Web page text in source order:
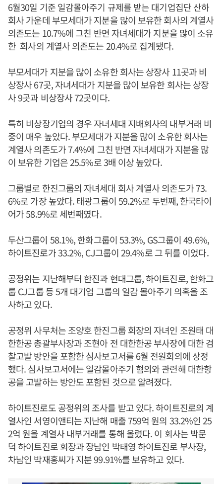
6월30일 기준 일감몰아주기 규제를 받는 대기업집단 산하
회사 가운데 부모세대가 지분을 많이 보유한 회사의 계열사
의존도는 10.7%에 그친 반면 자녀세대가 지분을 많이 소유
한 회사의 계열사 의존도는 20.4%로 집계됐다.
부모세대가 지분을 많이 소유한 회사는 상장사 11곳과 비
상장사 67곳, 자녀세대가 지분을 많이 보유한 회사는 상장
사 9곳과 비상장사 72곳이다.
특히 비상장기업의 경우 자녀세대 지배회사의 내부거래 비
중이 매우 높았다. 부모세대가 지분을 많이 소유한 회사는
계열사 의존도가 7.4%에 그친 반면 자녀세대가 지분을 많
이 보유한 기업은 25.5%로 3배 이상 높았다.
그룹별로 한진그룹의 자녀세대 회사 계열사 의존도가 73.
6%로 가장 높았다. 태광그룹이 59.2%로 두번째, 한국타이
어가 58.9%로 세번째였다.
두산그룹이 58.1%, 한화그룹이 53.3%, GS그룹이 49.6%,
하이트진로가 33.2%, CJ그룹이 29.4%로 그 뒤를 이었다.
공정위는 지난해부터 한진과 현대그룹, 하이트진로, 한화그
룹 CJ그룹 등 5개 대기업 그룹의 일감 몰아주기 의혹을 조
사하고 있다.
공정위 사무처는 조양호 한진그룹 회장의 자녀인 조원태 대
한한공 총괄부사장과 조현아 전 대한한공 부사장에 대한 검
찰고발 방안을 포함한 심사보고서를 6월 전원회의에 상정
했다. 심사보고서에는 일감몰아주기 혐의와 관련해 대한항
공을 고발하는 방안도 포함된 것으로 알려졌다.
하이트진로도 공정위의 조사를 받고 있다. 하이트진로의 계
열사인 서영이앤티는 지난해 매출 759억 원의 33.2%인 25
2억 원을 계열사 내부거래를 통해 올렸다. 이 회사는 박문
덕 하이트진로 회장과 장남인 박태영 하이트진로 부사장,
차남인 박재홍씨가 지분 99.91%를 보유하고 있다.